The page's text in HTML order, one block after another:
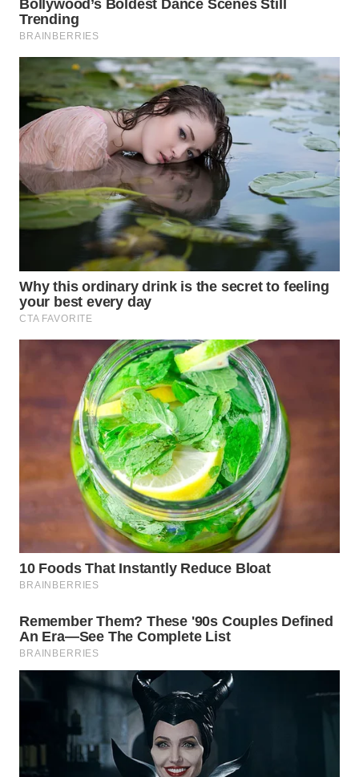
WN
PURWAKARTA
WN
PRIANGAN
TIMUR
WN
SEMARANG
WN
SOLO
WN
BOROBUDUR
SURABAYA
WN
NATUNA
WN
MANDALIKA
WN
LIKUPANG
LABUANBAJO
BORNEO